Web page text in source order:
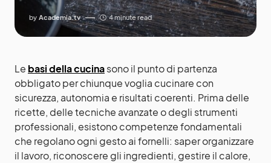
by Academia.tv 4 minute read
Le basi della cucinasono il punto di partenza
obbligato per chiunque voglia cucinare con
sicurezza, autonomia e risultati coerenti. Prima delle
ricette, delle tecniche avanzate o degli strumenti
professionali, esistono competenze fondamentali
che regolano ogni gesto ai fornelli: saper organizzare
il lavoro, riconoscere gli ingredienti, gestire il calore,